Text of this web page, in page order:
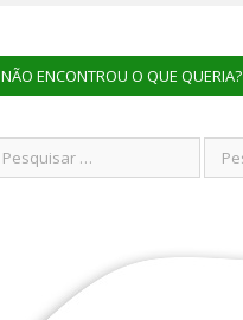
NÃO ENCONTROU O QUE QUERIA?